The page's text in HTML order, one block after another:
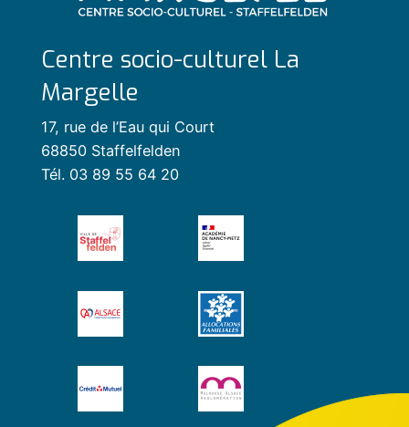
Centre socio-culturel La
Margelle
17, rue de l’Eau qui Court
68850 Staffelfelden
Tél. 03 89 55 64 20